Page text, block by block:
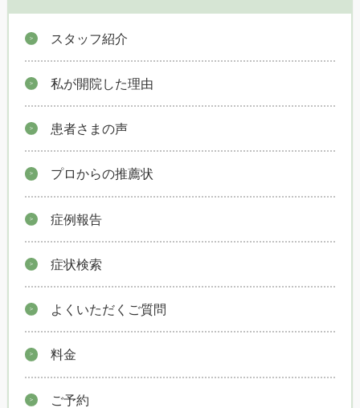
スタッフ紹介
私が開院した理由
患者さまの声
プロからの推薦状
症例報告
症状検索
よくいただくご質問
料金
ご予約